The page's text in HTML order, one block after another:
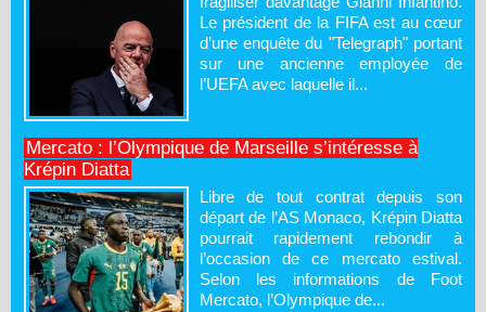
Le président de la FIFA est au cœur
d’une enquête du "Telegraph" portant
sur une ancienne employée de
l’UEFA avec laquelle il...
Mercato : l’Olympique de Marseille s’intéresse à
Krépin Diatta
Libre de tout contrat depuis son
départ de l’AS Monaco, Krépin Diatta
pourrait rapidement rebondir à
l’occasion de ce mercato estival.
Selon les informations de Foot
Mercato, l’Olympique de...